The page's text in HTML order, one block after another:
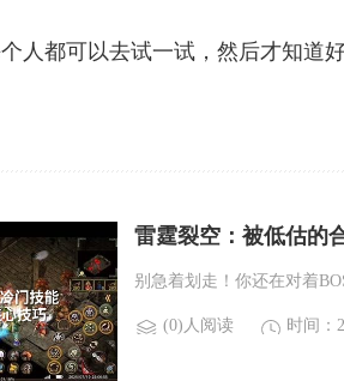
都可以去试一试，然后才知道
雷霆裂空：被低估的
别急着划走！你还在对着
(0)人阅读 时间：